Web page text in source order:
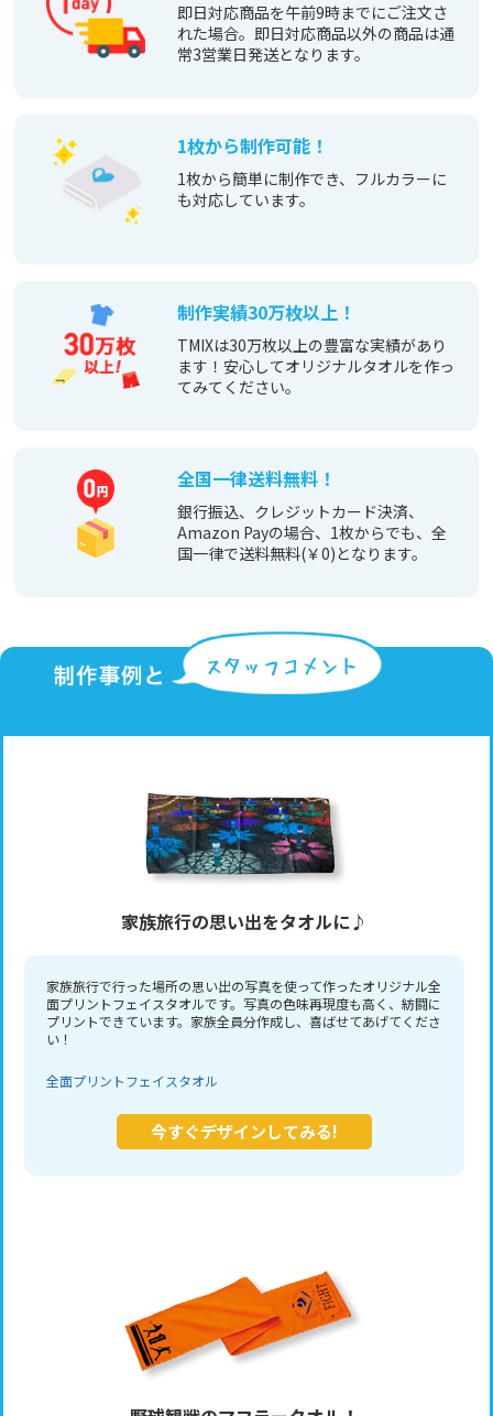
即日対応商品を午前9時までにご注文さ
れた場合。即日対応商品以外の商品は通
常3営業日発送となります。
1枚から制作可能！
1枚から簡単に制作でき、フルカラーに
も対応しています。
制作実績30万枚以上！
TMIXは30万枚以上の豊富な実績があり
ます！安心してオリジナルタオルを作っ
てみてください。
全国一律送料無料！
銀行振込、クレジットカード決済、
Amazon Payの場合、1枚からでも、全
国一律で送料無料(￥0)となります。
家族旅行の思い出をタオルに♪
家族旅行で行った場所の思い出の写真を使って作ったオリジナル全
面プリントフェイスタオルです。写真の色味再現度も高く、紡闘に
プリントできています。家族全員分作成し、喜ばせてあげてくださ
い！
全面プリントフェイスタオル
今すぐデザインしてみる!